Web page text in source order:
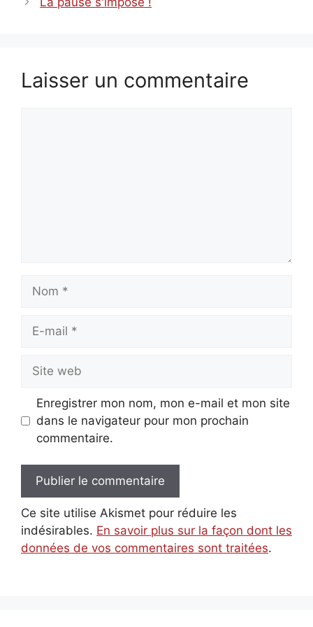
Laisser un commentaire
mail
web
Enregistrer mon nom, mon e-mail et mon site
dans le navigateur pour mon prochain
commentaire.
Ce site utilise Akismet pour réduire les
indésirables. En savoir plus sur la façon dont les
données de vos commentaires sont traitées.